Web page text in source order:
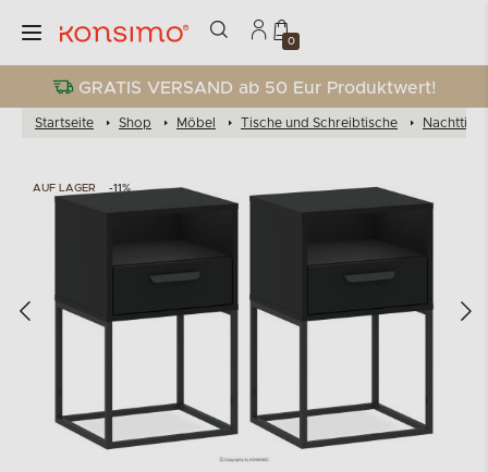
0
GRATIS VERSAND ab 50 Eur Produktwert!
Startseite Shop Möbel Tische und Schreibtische
AUF LAGER -11%